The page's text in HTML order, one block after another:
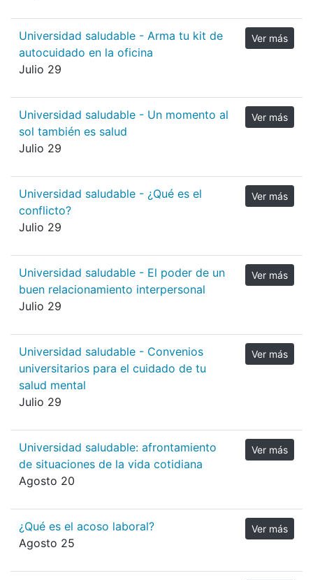
Universidad saludable - Arma tu kit de
autocuidado en la oficina
Julio 29
Ver más
Universidad saludable - Un momento al
sol también es salud
Julio 29
Ver más
Universidad saludable - ¿Qué es el
conflicto?
Julio 29
Ver más
Universidad saludable - El poder de un
buen relacionamiento interpersonal
Julio 29
Ver más
Universidad saludable - Convenios
universitarios para el cuidado de tu
salud mental
Julio 29
Ver más
Universidad saludable: afrontamiento
de situaciones de la vida cotidiana
Agosto 20
Ver más
¿Qué es el acoso laboral?
Agosto 25
Ver más